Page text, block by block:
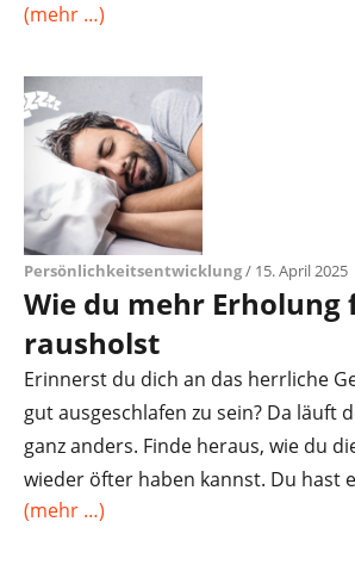
(mehr …)
Persönlichkeitsentwicklung/ 15. April 2025
Wie du mehr Erholung
rausholst
Erinnerst du dich an das herrliche
gut ausgeschlafen zu sein? Da läuft
ganz anders. Finde heraus, wie du
wieder öfter haben kannst. Du hast
(mehr …)